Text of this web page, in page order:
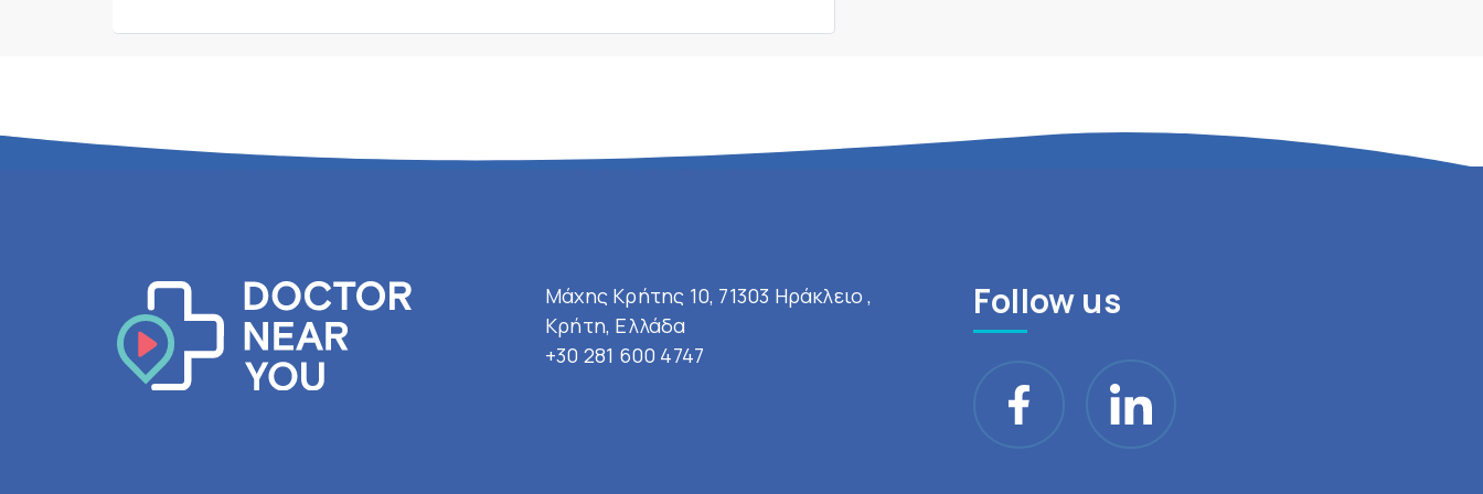
Μάχης Κρήτης 10, 71303 Ηράκλειο ,
Κρήτη, Ελλάδα
+30 281 600 4747
Follow us